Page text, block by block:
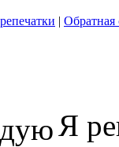
| Обратная
Я